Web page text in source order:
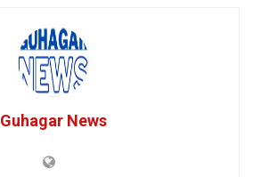
Guhagar News